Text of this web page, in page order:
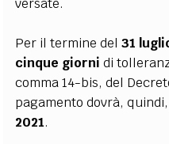
versate.
Per il termine del31
cinque giorni di
comma 14-bis, del
pagamento dovrà,
2021.